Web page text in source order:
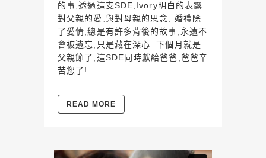
的事,透過這支SDE,Ivory明白的表露
對父親的愛,與對母親的思念, 婚禮除
了愛情,總是有許多背後的故事,永遠不
會被遺忘,只是藏在深心. 下個月就是
父親節了,這SDE同時獻給爸爸,爸爸辛
苦您了!
READ MORE